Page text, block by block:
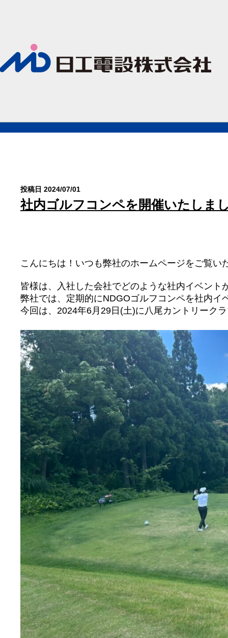
投稿日 2024/07/01
社内ゴルフコンペを開催いたしま
こんにちは！いつも弊社のホームページをご覧い
皆様は、入社した会社でどのような社内イベン
弊社では、定期的にNDGOゴルフコンペを社内イ
今回は、2024年6月29日(土)に八尾カントリーク